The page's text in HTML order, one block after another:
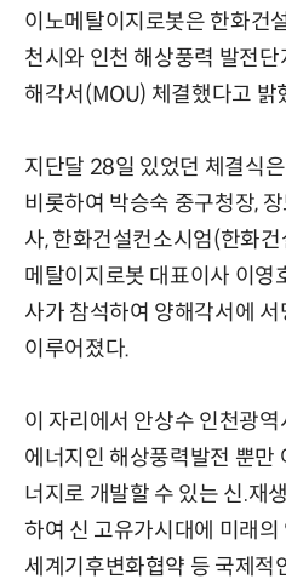
이노메탈이지로봇은 한화건
천시와 인천 해상풍력 발전
해각서(MOU) 체결했다고 밝
지단달 28일 있었던 체결식
비롯하여 박승숙 중구청장,
사, 한화건설컨소시엄(한화
메탈이지로봇 대표이사 이영
사가 참석하여 양해각서에
이루어졌다.
이 자리에서 안상수 인천광
에너지인 해상풍력발전 뿐만
너지로 개발할 수 있는 신․재
하여 신 고유가시대에 미래
세계기후변화협약 등 국제적